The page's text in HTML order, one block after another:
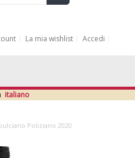
La mia wishlist Accedi
italiano
Poliziano 2020